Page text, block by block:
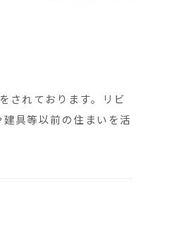
されております。リビ
具等以前の住まいを活